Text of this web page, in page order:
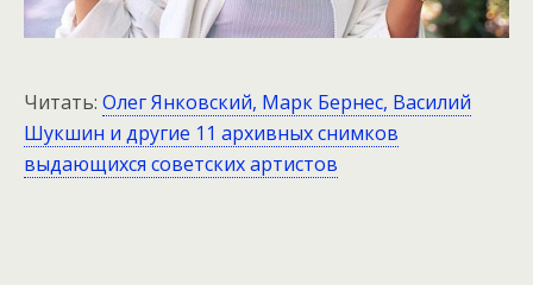
Читать: Олег Янковский, Марк Бернес, Василий
Шукшин и другие 11 архивных снимков
выдающихся советских артистов